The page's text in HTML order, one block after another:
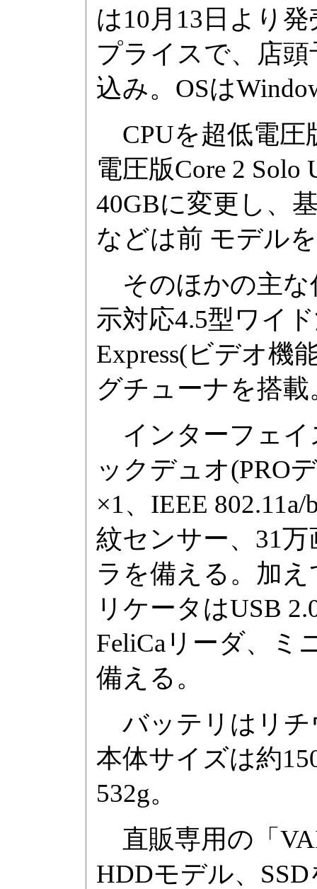
は10月13日より
プライスで、店
込み。OSは
CPUを超低電圧
電圧版Core 2 Solo
40GBに変更し、
などは前 モデル
そのほかの主な
示対応4.5型ワイ
Express(ビデオ機
グチューナを搭載
インターフェイ
ックデュオ(PRO
×1、IEEE
紋センサー、31万
ラを備える。加
リケータはUSB
FeliCaリーダ、ミ
備える。
バッテリはリチ
本体サイズは約
532g。
直販専用の「
HDDモデル、